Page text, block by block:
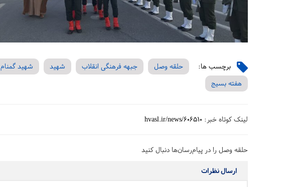
برچسب ها: حلقه وصل جبهه فرهنگی انقلاب شهید شهید گمنام
هفته بسیج
لینک کوتاه خبر: hvasl.ir/news/606510
حلقه وصل را در پیام‌رسان‌ها دنبال کنید
ارسال نظرات